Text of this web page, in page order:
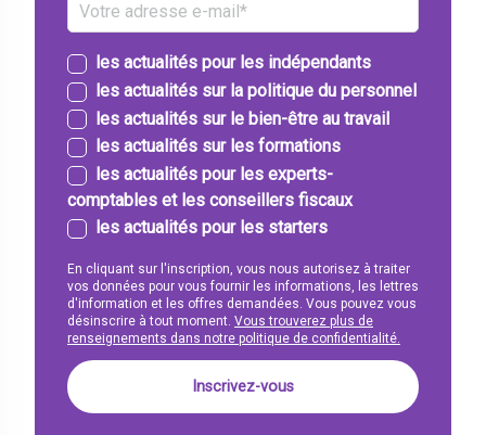
les actualités pour les indépendants
les actualités sur la politique du personnel
les actualités sur le bien-être au travail
les actualités sur les formations
les actualités pour les experts-
comptables et les conseillers fiscaux
les actualités pour les starters
En cliquant sur l'inscription, vous nous autorisez à traiter
vos données pour vous fournir les informations, les lettres
d'information et les offres demandées. Vous pouvez vous
désinscrire à tout moment. Vous trouverez plus de
renseignements dans notre politique de confidentialité.